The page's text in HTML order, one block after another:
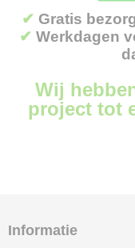
✔ Gratis
✔ Werkdagen
Wij
project tot
Informatie